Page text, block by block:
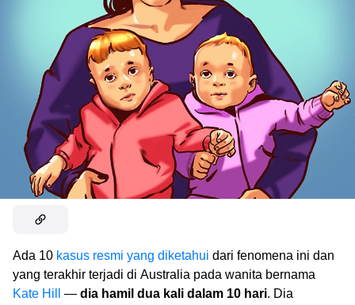
Ada 10 kasus resmi yang diketahui dari fenomena ini dan
yang terakhir terjadi di Australia pada wanita bernama
Kate Hill
— dia hamil dua kali dalam 10 hari. Dia